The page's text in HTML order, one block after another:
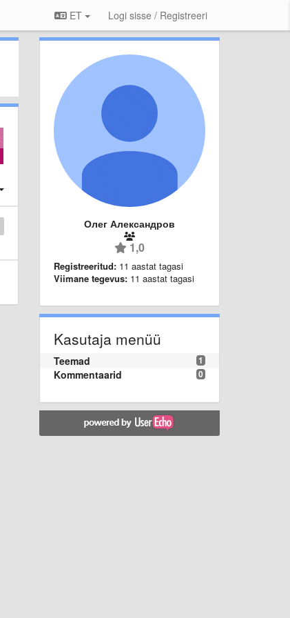
ET Logi sisse / Registreeri
Олег Александров
1,0
Registreeritud: 11 aastat tagasi
Viimane tegevus: 11 aastat tagasi
Kasutaja menüü
1
Teemad
0
Kommentaarid